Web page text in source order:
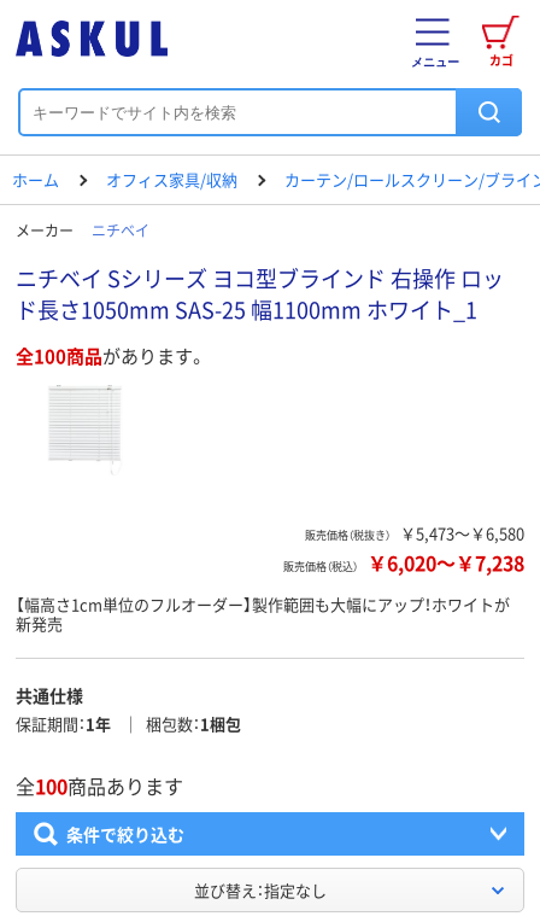
カゴ
メニュー
ホーム オフィス家具/収納 カーテン/ロールスクリーン/ブライ
メーカー ニチベイ
ニチベイ Sシリーズ ヨコ型ブラインド 右操作 ロッ
ド長さ1050mm SAS-25 幅1100mm ホワイト_1
全100商品があります。
販売価格（税抜き） ￥5,473～￥6,580
販売価格（税込） ￥6,020～￥7,238
【幅高さ1cm単位のフルオーダー】製作範囲も大幅にアップ！ホワイトが
新発売
共通仕様
保証期間 1年 梱包数 1梱包
全100商品あります
条件で絞り込む
並び替え：指定なし